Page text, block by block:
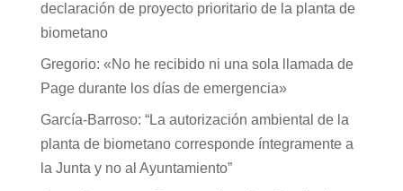
declaración de proyecto prioritario de la planta de
biometano
Gregorio: «No he recibido ni una sola llamada de
Page durante los días de emergencia»
García-Barroso: “La autorización ambiental de la
planta de biometano corresponde íntegramente a
la Junta y no al Ayuntamiento”